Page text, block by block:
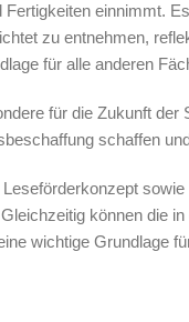
einnimmt.
zu entnehmen,
für alle anderen
für die Zukunft
schaffen
können die
wichtige Grundlage